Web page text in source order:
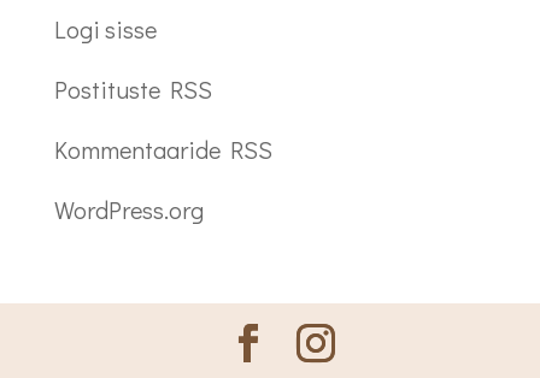
Logi sisse
Postituste RSS
Kommentaaride RSS
WordPress.org